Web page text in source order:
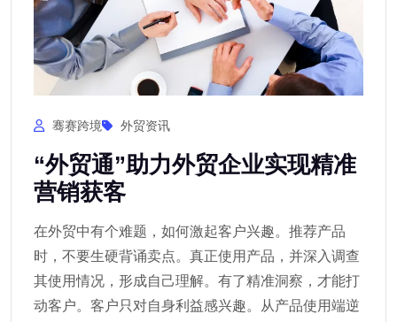
骞赛跨境 外贸资讯
“外贸通”助力外贸企业实现精准
营销获客
在外贸中有个难题，如何激起客户兴趣。推荐产品
时，不要生硬背诵卖点。真正使用产品，并深入调查
其使用情况，形成自己理解。有了精准洞察，才能打
动客户。客户只对自身利益感兴趣。从产品使用端逆